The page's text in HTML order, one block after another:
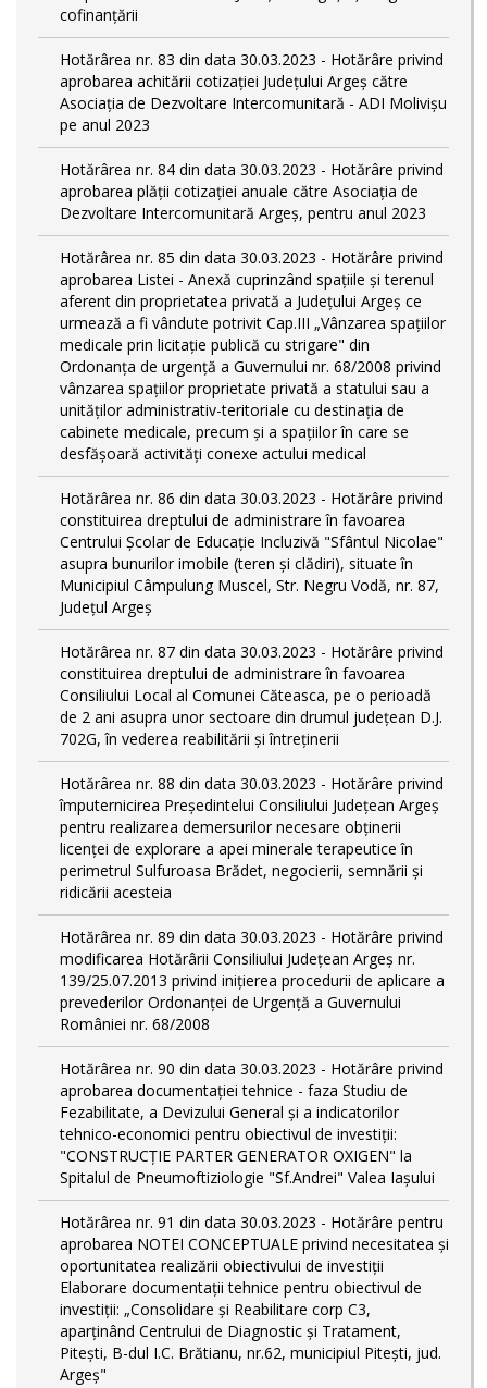
cofinanțării
Hotărârea nr. 83 din data 30.03.2023 - Hotărâre privind
aprobarea achitării cotizației Județului Argeș către
Asociația de Dezvoltare Intercomunitară - ADI Molivișu
pe anul 2023
Hotărârea nr. 84 din data 30.03.2023 - Hotărâre privind
aprobarea plății cotizației anuale către Asociația de
Dezvoltare Intercomunitară Argeș, pentru anul 2023
Hotărârea nr. 85 din data 30.03.2023 - Hotărâre privind
aprobarea Listei - Anexă cuprinzând spaţiile şi terenul
aferent din proprietatea privată a Judeţului Argeş ce
urmează a fi vândute potrivit Cap.III „Vânzarea spaţiilor
medicale prin licitaţie publică cu strigare" din
Ordonanța de urgență a Guvernului nr. 68/2008 privind
vânzarea spațiilor proprietate privată a statului sau a
unităților administrativ-teritoriale cu destinația de
cabinete medicale, precum și a spațiilor în care se
desfășoară activități conexe actului medical
Hotărârea nr. 86 din data 30.03.2023 - Hotărâre privind
constituirea dreptului de administrare în favoarea
Centrului Școlar de Educație Incluzivă "Sfântul Nicolae"
asupra bunurilor imobile (teren și clădiri), situate în
Municipiul Câmpulung Muscel, Str. Negru Vodă, nr. 87,
Județul Argeș
Hotărârea nr. 87 din data 30.03.2023 - Hotărâre privind
constituirea dreptului de administrare în favoarea
Consiliului Local al Comunei Căteasca, pe o perioadă
de 2 ani asupra unor sectoare din drumul județean D.J.
702G, în vederea reabilitării și întreținerii
Hotărârea nr. 88 din data 30.03.2023 - Hotărâre privind
împuternicirea Președintelui Consiliului Județean Argeș
pentru realizarea demersurilor necesare obținerii
licenței de explorare a apei minerale terapeutice în
perimetrul Sulfuroasa Brădet, negocierii, semnării și
ridicării acesteia
Hotărârea nr. 89 din data 30.03.2023 - Hotărâre privind
modificarea Hotărârii Consiliului Județean Argeș nr.
139/25.07.2013 privind inițierea procedurii de aplicare a
prevederilor Ordonanței de Urgență a Guvernului
României nr. 68/2008
Hotărârea nr. 90 din data 30.03.2023 - Hotărâre privind
aprobarea documentației tehnice - faza Studiu de
Fezabilitate, a Devizului General și a indicatorilor
tehnico-economici pentru obiectivul de investiții:
"CONSTRUCȚIE PARTER GENERATOR OXIGEN" la
Spitalul de Pneumoftiziologie "Sf.Andrei" Valea Iașului
Hotărârea nr. 91 din data 30.03.2023 - Hotărâre pentru
aprobarea NOTEI CONCEPTUALE privind necesitatea și
oportunitatea realizării obiectivului de investiții
Elaborare documentații tehnice pentru obiectivul de
investiţii: „Consolidare și Reabilitare corp C3,
aparținând Centrului de Diagnostic și Tratament,
Pitești, B-dul I.C. Brătianu, nr.62, municipiul Pitești, jud.
Argeș"